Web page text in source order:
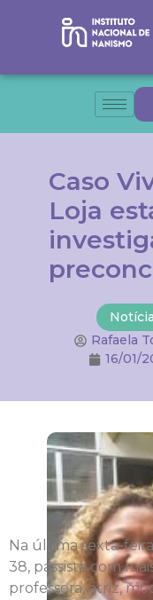
Caso
Loja
Rafaela
16/01/
Na última sexta-
38, passista com
professora, atriz,